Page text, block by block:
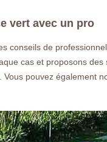
vert avec un pro
conseils de
cas et proposons
pouvez également